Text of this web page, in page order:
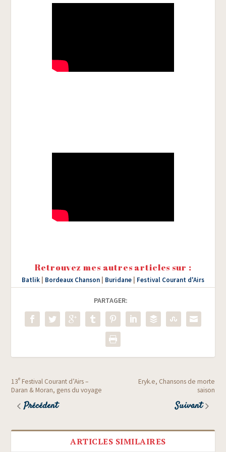
Retrouvez mes autres articles sur :
Batlik Bordeaux Chanson Buridane Festival Courant d'Airs
PARTAGER:
13e Festival Courant d’Airs –
Daran & Moran, gens du voyage
Précédent
Eryk.e, Chansons de morte
saison
Suivant
ARTICLES SIMILAIRES